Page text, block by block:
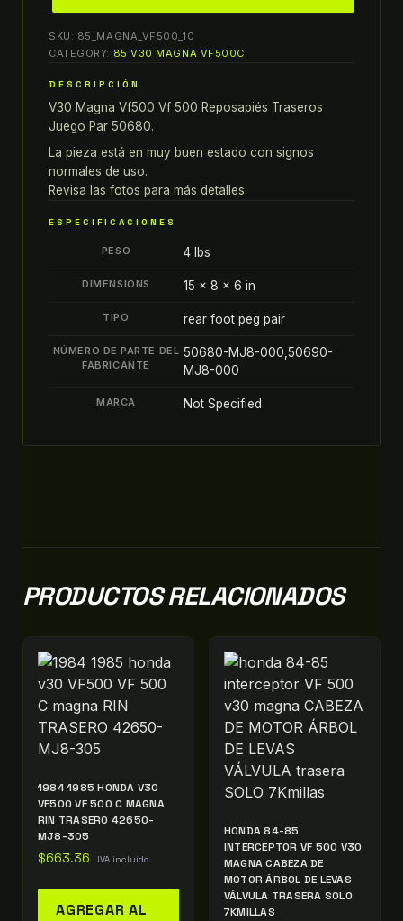
v30
VF500
VF
500
REPOSAPIÉS
TRASEROS
JUEGO
PAR
SKU: 85_MAGNA_VF500_10
CATEGORY: 85 V30 MAGNA VF500C
DESCRIPCIÓN
V30 Magna Vf500 Vf 500 Reposapiés Traseros
Juego Par 50680.
La pieza está en muy buen estado con signos
normales de uso.
Revisa las fotos para más detalles.
ESPECIFICACIONES
PESO 4 lbs
DIMENSIONS 15 × 8 × 6 in
TIPO rear foot peg pair
NÚMERO DE PARTE DEL
FABRICANTE
50680-MJ8-000,50690-
MJ8-000
MARCA Not Specified
PRODUCTOS RELACIONADOS
1984 1985 HONDA V30
VF500 VF 500 C MAGNA
RIN TRASERO 42650-
MJ8-305
$663.36 IVA incluido
AGREGAR AL
HONDA 84-85
INTERCEPTOR VF 500 V30
MAGNA CABEZA DE
MOTOR ÁRBOL DE LEVAS
VÁLVULA TRASERA SOLO
7KMILLAS